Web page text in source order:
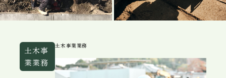
土木事
業業務
土木事業業務